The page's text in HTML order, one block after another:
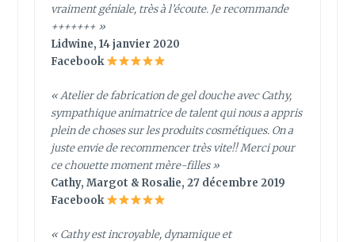
vraiment géniale, très à l’écoute. Je recommande
+++++++ »
Lidwine, 14 janvier 2020
Facebook
« Atelier de fabrication de gel douche avec Cathy,
sympathique animatrice de talent qui nous a appris
plein de choses sur les produits cosmétiques. On a
juste envie de recommencer très vite!! Merci pour
ce chouette moment mère-filles »
Cathy, Margot & Rosalie, 27 décembre 2019
Facebook
« Cathy est incroyable, dynamique et